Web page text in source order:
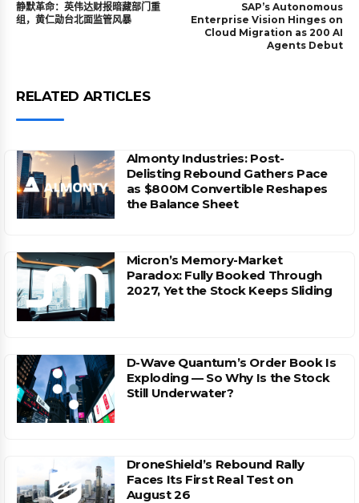
静默革命：英伟达财报暗藏部门重
组，黄仁勋台北面监管风暴
SAP’s Autonomous
Enterprise Vision Hinges on
Cloud Migration as 200 AI
Agents Debut
RELATED ARTICLES
Almonty Industries: Post-
Delisting Rebound Gathers Pace
as $800M Convertible Reshapes
the Balance Sheet
Micron’s Memory-Market
Paradox: Fully Booked Through
2027, Yet the Stock Keeps Sliding
D-Wave Quantum’s Order Book Is
Exploding — So Why Is the Stock
Still Underwater?
DroneShield’s Rebound Rally
Faces Its First Real Test on
August 26